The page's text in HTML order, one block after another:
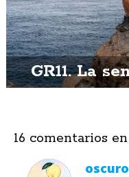
GR11. La
16 comentarios en